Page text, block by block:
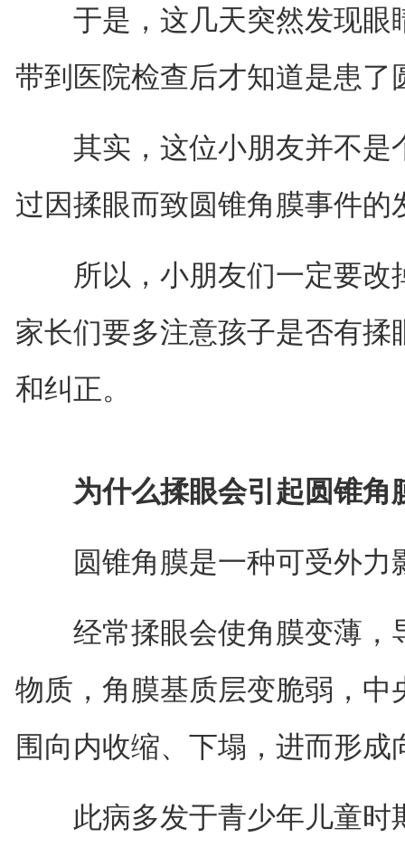
于是，这几天突然发现眼
带到医院检查后才知道是患了
其实，这位小朋友并不是
过因揉眼而致圆锥角膜事件的
所以，小朋友们一定要改
家长们要多注意孩子是否有
和纠正。
为什么揉眼会引起圆锥角
圆锥角膜是一种可受外力
经常揉眼会使角膜变薄，
物质，角膜基质层变脆弱，
围向内收缩、下塌，进而形
此病多发于青少年儿童时